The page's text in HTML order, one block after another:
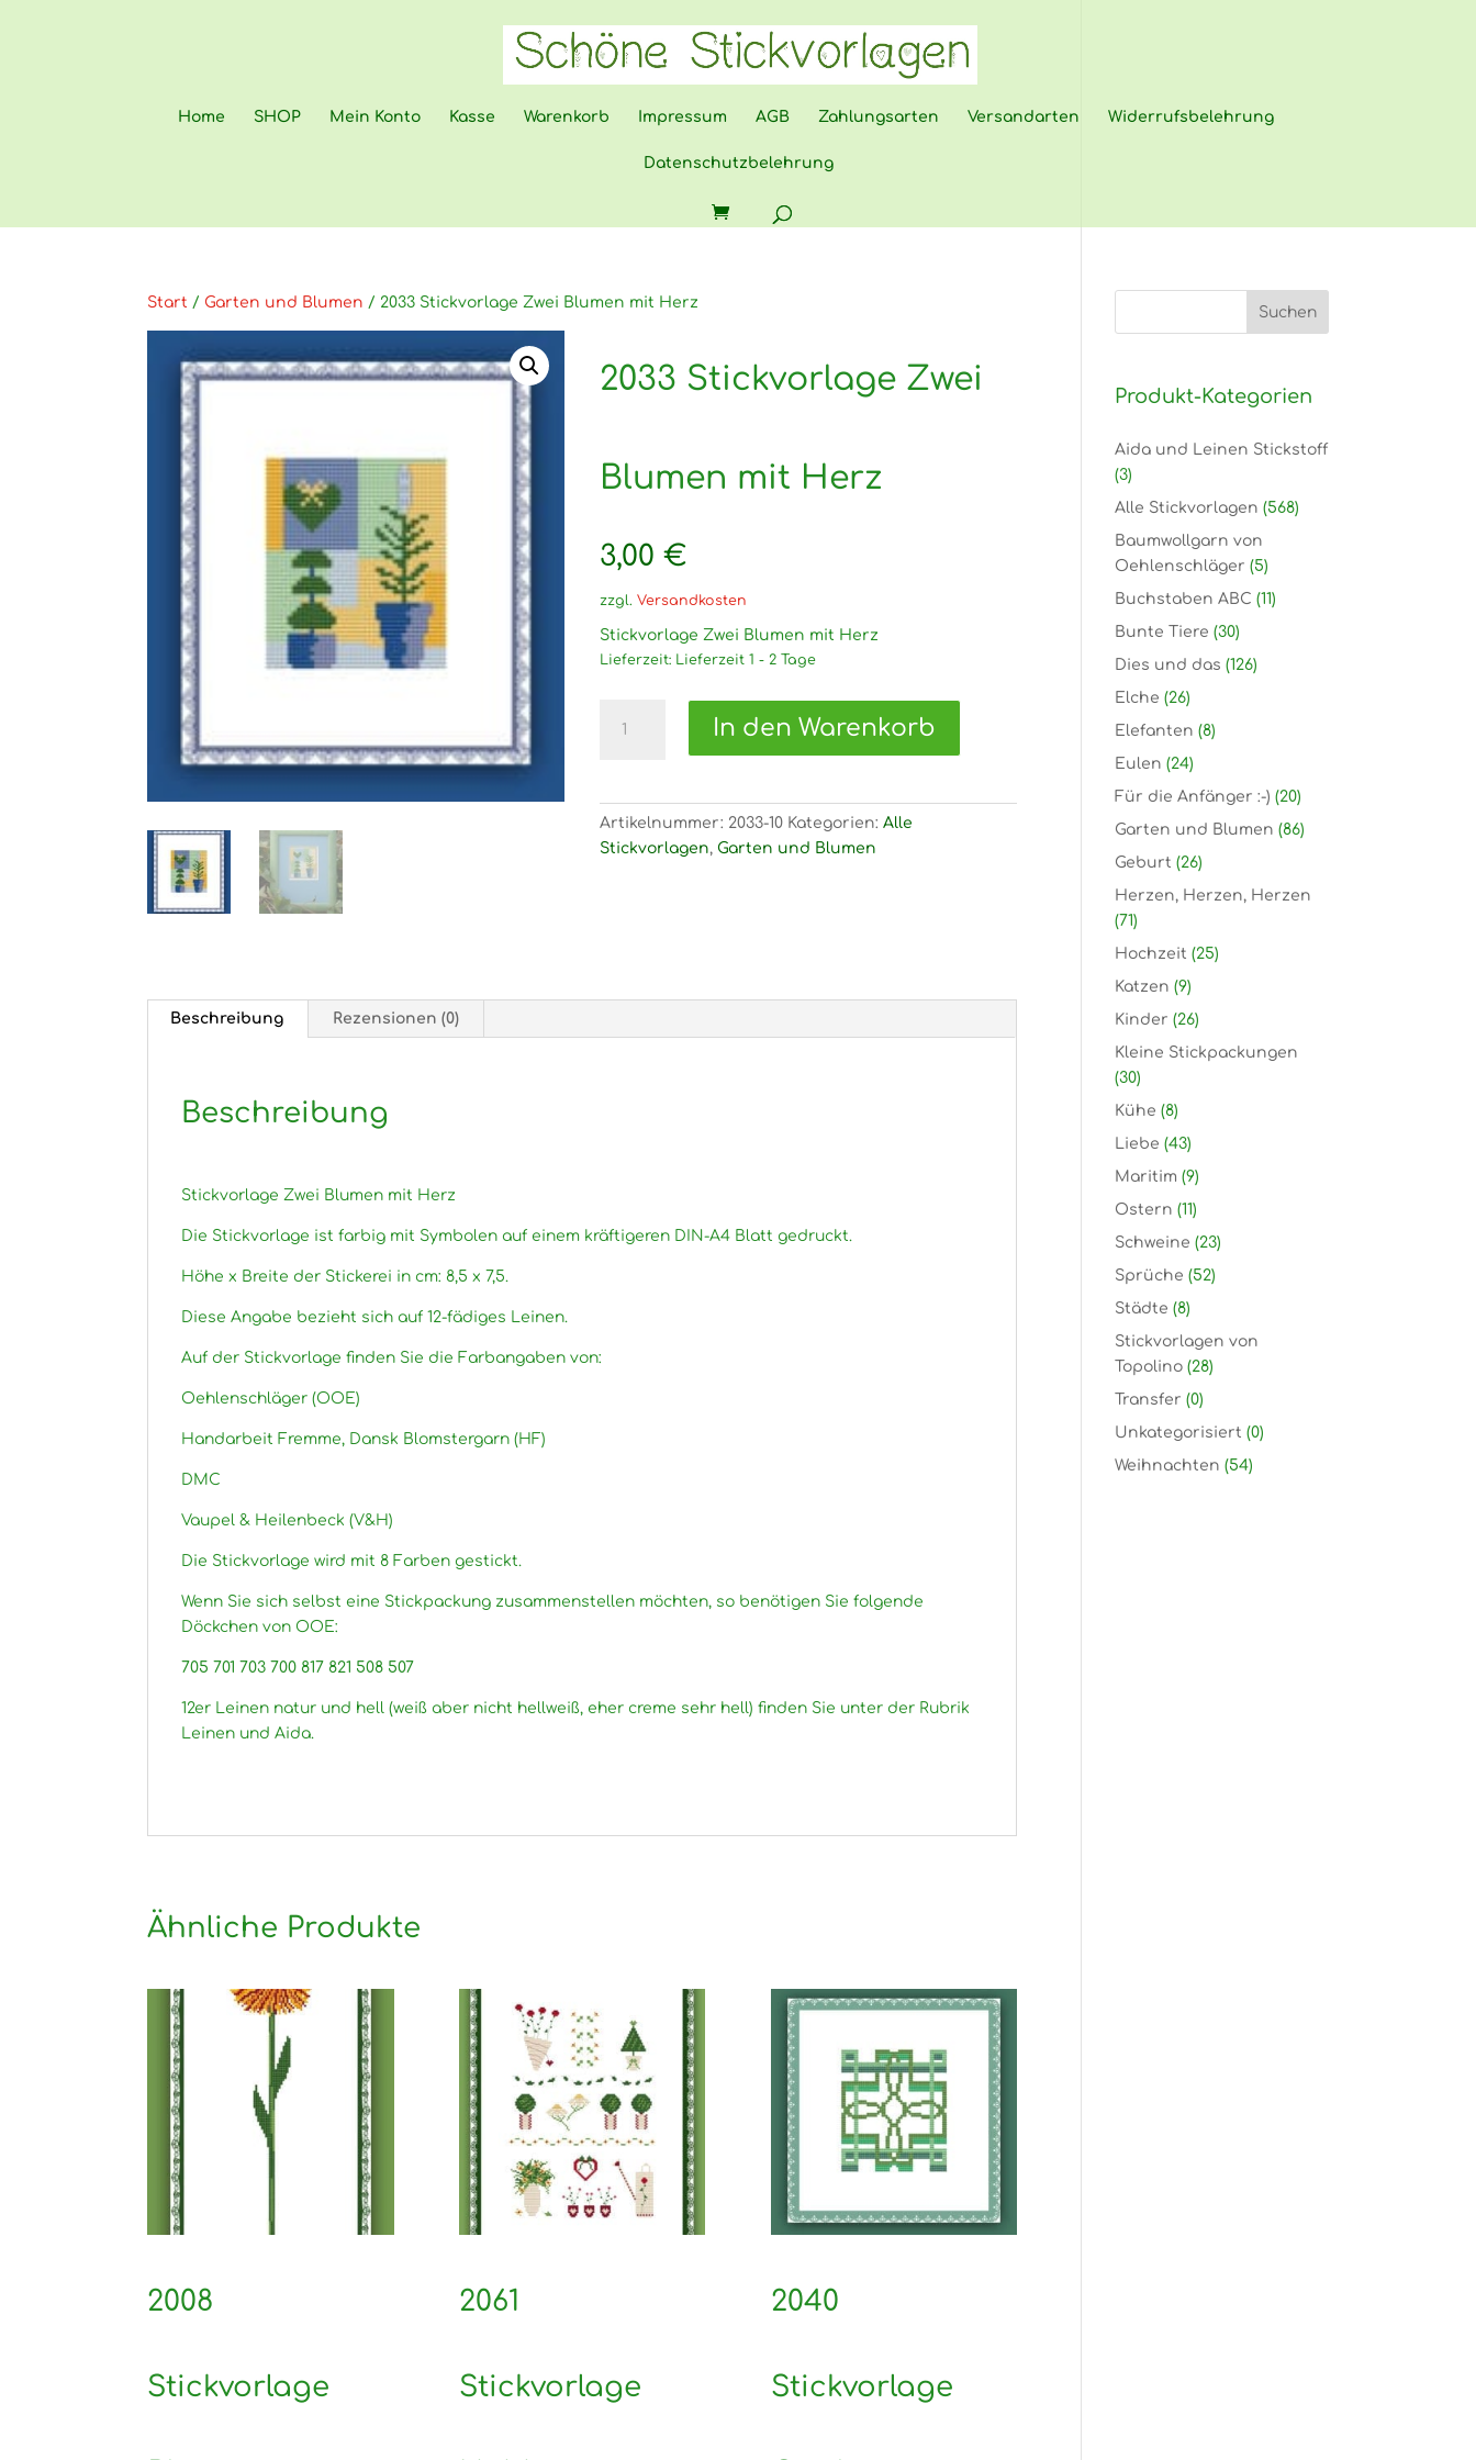
Home SHOP Mein Konto Kasse Warenkorb Impressum AGB Zahlungsarten Versandarten Widerrufsbelehrung
Datenschutzbelehrung
Start / Garten und Blumen / 2033 Stickvorlage Zwei Blumen mit Herz
2033 Stickvorlage Zwei
Blumen mit Herz
3,00€
zzgl.Versandkosten
Stickvorlage Zwei Blumen mit Herz
Lieferzeit: Lieferzeit 1 - 2 Tage
Stickvorlage
mit
Herz
In den Warenkorb
Artikelnummer: 2033-10 Kategorien:Alle
Stickvorlagen,Garten und Blumen
Beschreibung Rezensionen (0)
Beschreibung
Stickvorlage Zwei Blumen mit Herz
Die Stickvorlage ist farbig mit Symbolen auf einem kräftigeren DIN-A4 Blatt gedruckt.
Höhe x Breite der Stickerei in cm: 8,5 x 7,5.
Diese Angabe bezieht sich auf 12-fädiges Leinen.
Auf der Stickvorlage finden Sie die Farbangaben von:
Oehlenschläger (OOE)
Handarbeit Fremme, Dansk Blomstergarn (HF)
DMC
Vaupel & Heilenbeck (V&H)
Die Stickvorlage wird mit 8 Farben gestickt.
Wenn Sie sich selbst eine Stickpackung zusammenstellen möchten, so benötigen Sie folgende
Döckchen von OOE:
705 701 703 700 817 821 508 507
12er Leinen natur und hell (weiß aber nicht hellweiß, eher creme sehr hell) finden Sie unter der Rubrik
Leinen und Aida.
Ähnliche Produkte
2008
Stickvorlage
2061
Stickvorlage
2040
Stickvorlage
Produkt-Kategorien
Aida und Leinen Stickstoff
(3)
Alle Stickvorlagen (568)
Baumwollgarn von
Oehlenschläger (5)
Buchstaben ABC (11)
Bunte Tiere (30)
Dies und das (126)
Elche (26)
Elefanten (8)
Eulen (24)
Für die Anfänger :-) (20)
Garten und Blumen (86)
Geburt (26)
Herzen, Herzen, Herzen
(71)
Hochzeit (25)
Katzen (9)
Kinder (26)
Kleine Stickpackungen
(30)
Kühe (8)
Liebe (43)
Maritim (9)
Ostern (11)
Schweine (23)
Sprüche (52)
Städte (8)
Stickvorlagen von
Topolino (28)
Transfer (0)
Unkategorisiert (0)
Weihnachten (54)